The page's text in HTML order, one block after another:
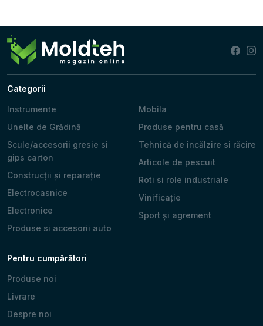
Categorii
Instrumente
Unelte de Grădină
Scule/accesorii gresie si
gips carton
Construcții și reparație
Electrocasnice
Electronice
Produse si accesorii auto
Mobila
Produse pentru casă
Tehnică de încălzire si răcire
Articole de pescuit
Roti si role industriale
Vinificație
Sport și agrement
Pentru cumpărători
Produse noi
Livrare
Despre noi